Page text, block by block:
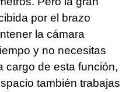
por el brazo
la cámara
y no necesitas
cargo de esta función,
también trabajas